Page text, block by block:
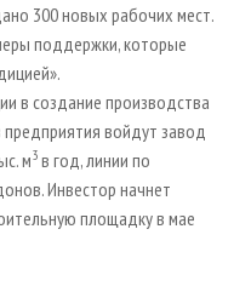
300 новых рабочих мест.
поддержки, которые
в создание производства
войдут завод
м3 в год, линии по
Инвестор начнет
площадку в мае